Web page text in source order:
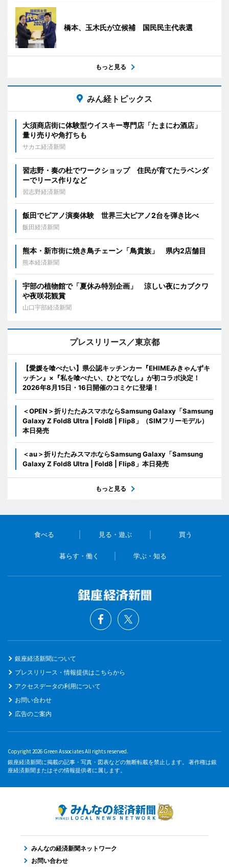
橋本、玉木氏が立候補 国民民主代表選
もっと見る
みん経トピックス
大須商店街に体験型ウイスキー専門店「たまにわ酒店」
量り売りや角打ちも
サカエ経済新聞
習志野・奏の杜でワークショップ 住民が育てたラベンダ
ーでリース作りなど
習志野経済新聞
飯田でピアノ演奏体験 世界三大ピアノ2台を弾き比べ
飯田経済新聞
熊本・新市街に焼き鳥チェーン「鳥貴族」 県内2店舗目
熊本経済新聞
宇部の植物館で「夏休み特別企画」 涼しい夜にカブクワ
や夜咲花観賞
山口宇部経済新聞
プレスリリース／東京都
【愛媛を喰べたい】県公認キッチンカー『EHIMEみきゃんずキ
ッチン』×『私を喰べたい、ひとでなし』が初コラボ決定！
2026年8月15日・16日開催のコミケに登場！
＜OPEN＞折りたたみスマホならSamsung Galaxy「Samsung
Galaxy Z Fold8 Ultra | Fold8 | Flip8」（SIMフリーモデル）
本日発売
＜au＞折りたたみスマホならSamsung Galaxy「Samsung
Galaxy Z Fold8 Ultra | Fold8 | Flip8」本日発売
もっと見る
食べる 見る・遊ぶ 買う
暮らす・働く 学ぶ・知る
銀座経済新聞について
プレスリリース・情報提供はこちらから
アクセスデータの利用について
お問い合わせ
広告のご案内
Copyright 2026 Green Associates All rights reserved.
銀座経済新聞に掲載の記事・写真・図表などの無断転載を禁止します。 著作権は銀
座経済新聞またはその情報提供者に属します。
みんなの経済新聞ネットワーク
お問い合わせ